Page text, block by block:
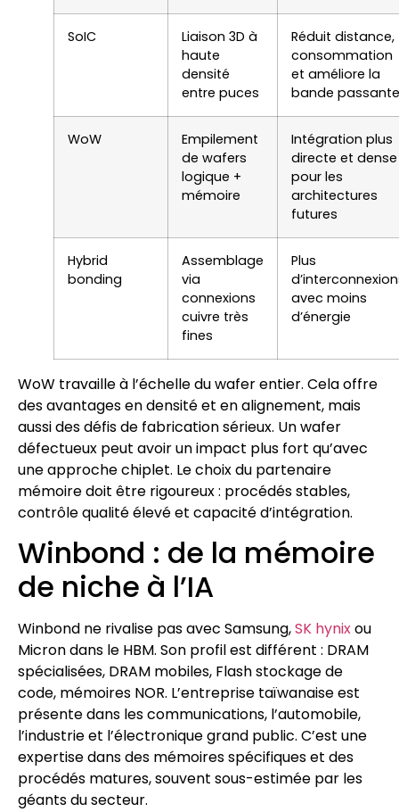
SoIC
Liaison 3D à
haute
densité
entre puces
Réduit distance,
consommation
et améliore la
bande passante
WoW
Empilement
de wafers
logique +
mémoire
Intégration plus
directe et dense
pour les
architectures
futures
Hybrid
bonding
Assemblage
via
connexions
cuivre très
fines
Plus
avec moins
d’énergie
WoW travaille à l’échelle du wafer entier. Cela offre
des avantages en densité et en alignement, mais
aussi des défis de fabrication sérieux. Un wafer
défectueux peut avoir un impact plus fort qu’avec
une approche chiplet. Le choix du partenaire
mémoire doit être rigoureux : procédés stables,
contrôle qualité élevé et capacité d’intégration.
Winbond : de la mémoire
de niche à l’IA
Winbond ne rivalise pas avec Samsung,SK hynixou
Micron dans le HBM. Son profil est différent : DRAM
spécialisées, DRAM mobiles, Flash stockage de
code, mémoires NOR. L’entreprise taïwanaise est
présente dans les communications, l’automobile,
l’industrie et l’électronique grand public. C’est une
expertise dans des mémoires spécifiques et des
procédés matures, souvent sous-estimée par les
géants du secteur.